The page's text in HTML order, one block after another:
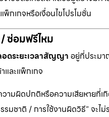
กเกจหรือเงื่อนไขโปรโมชั่น
ซ่อมฟรีไหม
ดระยะเวลาสัญญา อยู่ที่ประม
ละแพ็กเกจ
วามผิดปกติหรือความเสียหายที่เ
มชาติ / การใช้งานผิดวิธี” จะไม่